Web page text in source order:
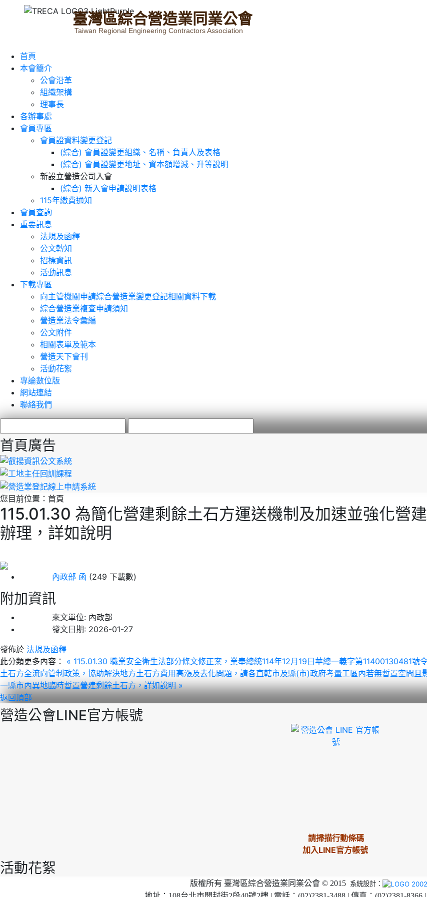
臺灣區綜合營造業同業公會
Taiwan Regional Engineering Contractors Association
首頁
本會簡介
公會沿革
組織架構
理事長
各辦事處
會員專區
會員證資料變更登記
(綜合) 會員證變更組織、名稱、負責人及表格
(綜合) 會員證變更地址、資本額增減、升等說明
新設立營造公司入會
(綜合) 新入會申請說明表格
115年繳費通知
會員查詢
重要訊息
法規及函釋
公文轉知
招標資訊
活動訊息
下載專區
向主管機關申請綜合營造業變更登記相關資料下載
綜合營造業複查申請須知
營造業法令彙編
公文附件
相關表單及範本
營造天下會刊
活動花絮
專論數位版
網站連結
聯絡我們
首頁廣告
您目前位置： 首頁
115.01.30 為簡化營建剩餘土石方運送機制及加速並強化營
辦理，詳如說明
內政部 函 (249 下載數)
附加資訊
來文單位: 內政部
發文日期: 2026-01-27
發佈於 法規及函釋
此分類更多內容：
« 115.01.30 職業安全衛生法部分條文修正案，業奉總統114年12月19日華總一義字第11400130481
土石方全流向管制政策，協助解決地方土石方費用高漲及去化問題，請各直轄市及縣(市)政府考量工區內若無暫置空間
一縣市內異地臨時暫置營建剩餘土石方，詳如說明 »
返回頂部
營造公會LINE官方帳號
請掃描行動條碼
加入LINE官方帳號
活動花絮
版權所有 臺灣區綜合營造業同業公會 © 2015 系統設計：